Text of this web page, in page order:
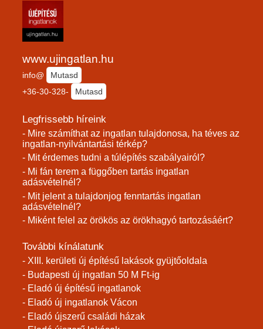
www.ujingatlan.hu
info@
Mutasd
+36-30-328-
Mutasd
Legfrissebb híreink
- Mire számíthat az ingatlan tulajdonosa, ha téves az
ingatlan-nyilvántartási térkép?
- Mit érdemes tudni a túlépítés szabályairól?
- Mi fán terem a függőben tartás ingatlan
adásvételnél?
- Mit jelent a tulajdonjog fenntartás ingatlan
adásvételnél?
- Miként felel az örökös az örökhagyó tartozásáért?
További kínálatunk
- XIII. kerületi új építésű lakások gyüjtőoldala
- Budapesti új ingatlan 50 M Ft-ig
- Eladó új építésű ingatlanok
- Eladó új ingatlanok Vácon
- Eladó újszerű családi házak